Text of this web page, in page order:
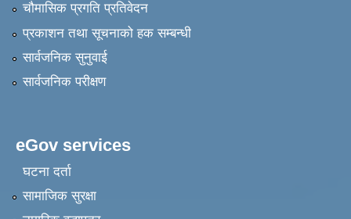
चौमासिक प्रगति प्रतिवेदन
प्रकाशन तथा सूचनाको हक सम्बन्धी
सार्वजनिक सुनुवाई
सार्वजनिक परीक्षण
eGov services
घटना दर्ता
सामाजिक सुरक्षा